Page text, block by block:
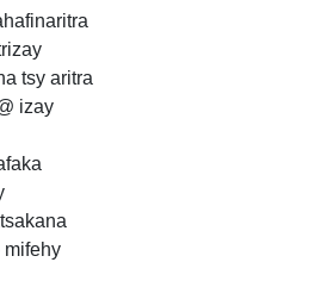
tsy aritra
izay
mifehy